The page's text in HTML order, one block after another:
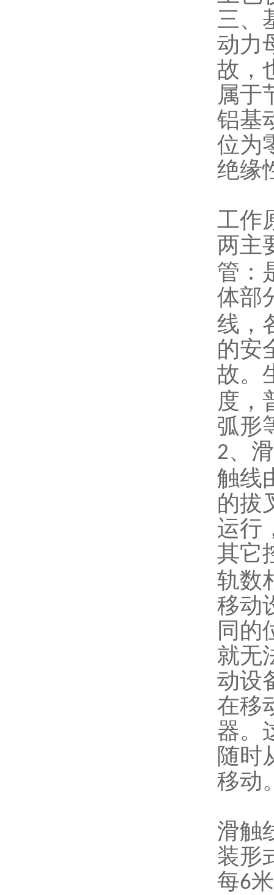
三、
动力
故，
属于
铝基
位为
绝缘
工作
两主
管：
体部
线，
的安
故。
度，
弧形
2、
触线
的拔
运行
其它
轨数
移动
同的
就无
动设
在移
器。
随时
移动
滑触
装形
每6